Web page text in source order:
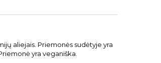
aliejais. Priemonės sudėtyje yra
yra veganiška.